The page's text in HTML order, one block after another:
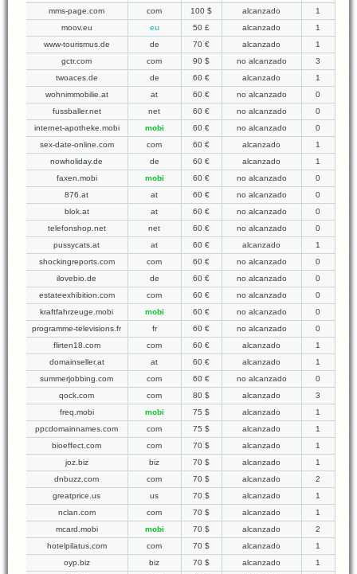
mms-page.com
com 100 $ alcanzado
1
moov.eu
eu 50 £ alcanzado
1
www-tourismus.de
de 70 € alcanzado
1
gctr.com
com 90 $ no alcanzado
3
twoaces.de
de 60 € alcanzado
1
wohnimmobilie.at
at 60 € no alcanzado
0
fussballer.net
net 60 € no alcanzado
0
internet-apotheke.mobi
mobi 60 € no alcanzado
0
sex-date-online.com
com 60 € alcanzado
1
nowholiday.de
de 60 € alcanzado
1
faxen.mobi
mobi 60 € no alcanzado
0
876.at
at 60 € no alcanzado
0
blok.at
at 60 € no alcanzado
0
telefonshop.net
net 60 € no alcanzado
0
pussycats.at
at 60 € alcanzado
1
shockingreports.com
com 60 € no alcanzado
0
ilovebio.de
de 60 € no alcanzado
0
estateexhibition.com
com 60 € no alcanzado
0
kraftfahrzeuge.mobi
mobi 60 € no alcanzado
0
programme-televisions.fr
fr 60 € no alcanzado
0
flirten18.com
com 60 € alcanzado
1
domainseller.at
at 60 € alcanzado
1
summerjobbing.com
com 60 € no alcanzado
0
qock.com
com 80 $ alcanzado
3
freq.mobi
mobi 75 $ alcanzado
1
ppcdomainnames.com
com 75 $ alcanzado
1
bioeffect.com
com 70 $ alcanzado
1
joz.biz
biz 70 $ alcanzado
1
dnbuzz.com
com 70 $ alcanzado
2
greatprice.us
us 70 $ alcanzado
1
nclan.com
com 70 $ alcanzado
1
mcard.mobi
mobi 70 $ alcanzado
2
hotelpilatus.com
com 70 $ alcanzado
1
oyp.biz
biz 70 $ alcanzado
1